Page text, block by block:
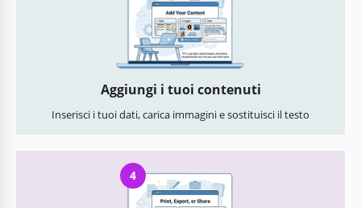
Aggiungi i tuoi contenuti
Inserisci i tuoi dati, carica immagini e sostituisci il testo
4